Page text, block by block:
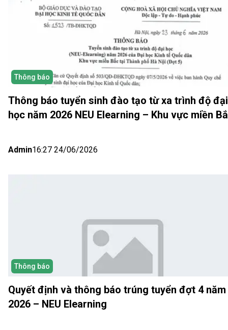
Thông báo
Thông báo tuyển sinh đào tạo từ xa trình độ đại
học năm 2026 NEU Elearning – Khu vực miền
Admin16:27 24/06/2026
Thông báo
Quyết định và thông báo trúng tuyển đợt 4 năm
2026 – NEU Elearning